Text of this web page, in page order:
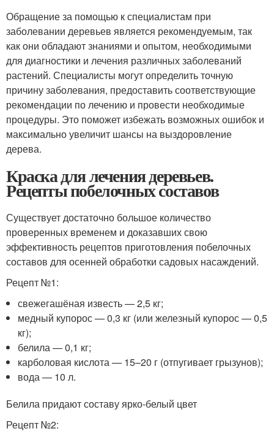
Обращение за помощью к специалистам при
заболевании деревьев является рекомендуемым, так
как они обладают знаниями и опытом, необходимыми
для диагностики и лечения различных заболеваний
растений. Специалисты могут определить точную
причину заболевания, предоставить соответствующие
рекомендации по лечению и провести необходимые
процедуры. Это поможет избежать возможных ошибок и
максимально увеличит шансы на выздоровление
дерева.
Краска для лечения деревьев.
Рецепты побелочных составов
Существует достаточно большое количество
проверенных временем и доказавших свою
эффективность рецептов приготовления побелочных
составов для осенней обработки садовых насаждений.
Рецепт №1:
свежегашёная известь — 2,5 кг;
медный купорос — 0,3 кг (или железный купорос — 0,5
кг);
белила — 0,1 кг;
карболовая кислота — 15–20 г (отпугивает грызунов);
вода — 10 л.
Белила придают составу ярко-белый цвет
Рецепт №2: